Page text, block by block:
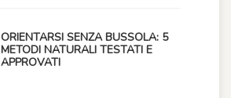
ORIENTARSI SENZA BUSSOLA: 5
METODI NATURALI TESTATI E
APPROVATI